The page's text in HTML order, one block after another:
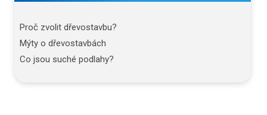
Proč zvolit dřevostavbu?
Mýty o dřevostavbách
Co jsou suché podlahy?